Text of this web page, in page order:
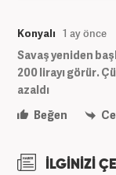
Konyalı 1 ay önce
Savaş yeniden
200 lirayı görür.
azaldı
Beğen
İLGİNİZİ